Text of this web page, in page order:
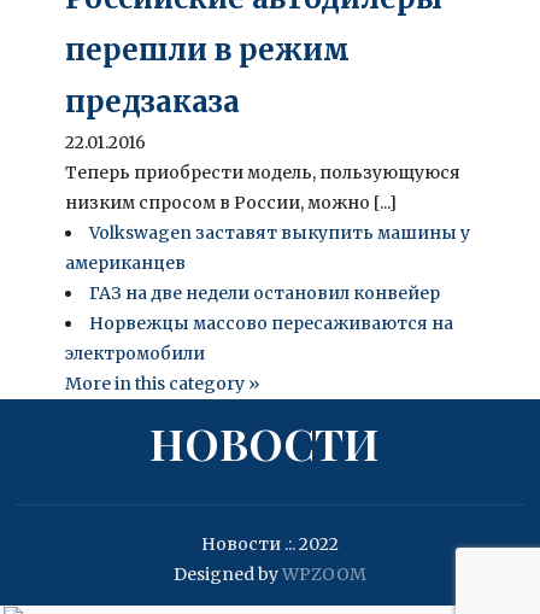
перешли в режим
предзаказа
22.01.2016
Теперь приобрести модель, пользующуюся
низким спросом в России, можно [...]
Volkswagen заставят выкупить машины у
американцев
ГАЗ на две недели остановил конвейер
Норвежцы массово пересаживаются на
электромобили
More in this category »
НОВОСТИ
Новости .:. 2022
Designed byWPZOOM